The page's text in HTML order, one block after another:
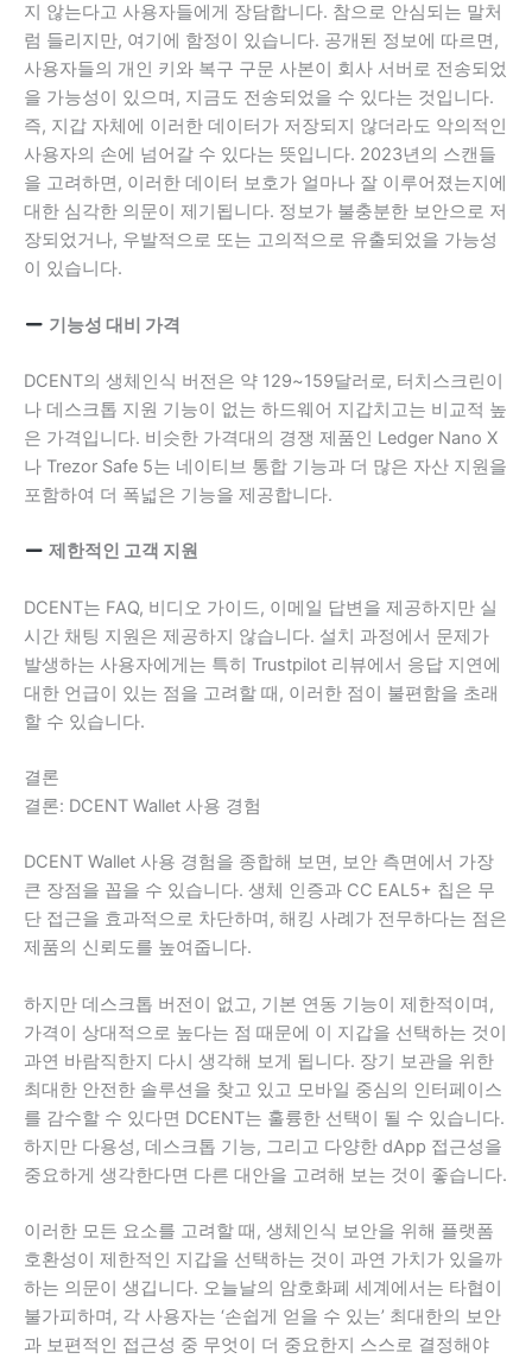
지 않는다고 사용자들에게 장담합니다. 참으로 안심되는 말처
럼 들리지만, 여기에 함정이 있습니다. 공개된 정보에 따르면,
사용자들의 개인 키와 복구 구문 사본이 회사 서버로 전송되었
을 가능성이 있으며, 지금도 전송되었을 수 있다는 것입니다.
즉, 지갑 자체에 이러한 데이터가 저장되지 않더라도 악의적인
사용자의 손에 넘어갈 수 있다는 뜻입니다. 2023년의 스캔들
을 고려하면, 이러한 데이터 보호가 얼마나 잘 이루어졌는지에
대한 심각한 의문이 제기됩니다. 정보가 불충분한 보안으로 저
장되었거나, 우발적으로 또는 고의적으로 유출되었을 가능성
이 있습니다.
기능성 대비 가격
DCENT의 생체인식 버전은 약 129~159달러로, 터치스크린이
나 데스크톱 지원 기능이 없는 하드웨어 지갑치고는 비교적 높
은 가격입니다. 비슷한 가격대의 경쟁 제품인 Ledger Nano X
나 Trezor Safe 5는 네이티브 통합 기능과 더 많은 자산 지원을
포함하여 더 폭넓은 기능을 제공합니다.
제한적인 고객 지원
DCENT는 FAQ, 비디오 가이드, 이메일 답변을 제공하지만 실
시간 채팅 지원은 제공하지 않습니다. 설치 과정에서 문제가
발생하는 사용자에게는 특히 Trustpilot 리뷰에서 응답 지연에
대한 언급이 있는 점을 고려할 때, 이러한 점이 불편함을 초래
할 수 있습니다.
결론
결론: DCENT Wallet 사용 경험
DCENT Wallet 사용 경험을 종합해 보면, 보안 측면에서 가장
큰 장점을 꼽을 수 있습니다. 생체 인증과 CC EAL5+ 칩은 무
단 접근을 효과적으로 차단하며, 해킹 사례가 전무하다는 점은
제품의 신뢰도를 높여줍니다.
하지만 데스크톱 버전이 없고, 기본 연동 기능이 제한적이며,
가격이 상대적으로 높다는 점 때문에 이 지갑을 선택하는 것이
과연 바람직한지 다시 생각해 보게 됩니다. 장기 보관을 위한
최대한 안전한 솔루션을 찾고 있고 모바일 중심의 인터페이스
를 감수할 수 있다면 DCENT는 훌륭한 선택이 될 수 있습니다.
하지만 다용성, 데스크톱 기능, 그리고 다양한 dApp 접근성을
중요하게 생각한다면 다른 대안을 고려해 보는 것이 좋습니다.
이러한 모든 요소를 ​​고려할 때, 생체인식 보안을 위해 플랫폼
호환성이 제한적인 지갑을 선택하는 것이 과연 가치가 있을까
하는 의문이 생깁니다. 오늘날의 암호화폐 세계에서는 타협이
불가피하며, 각 사용자는 ‘손쉽게 얻을 수 있는’ 최대한의 보안
과 보편적인 접근성 중 무엇이 더 중요한지 스스로 결정해야